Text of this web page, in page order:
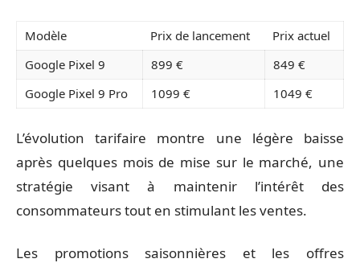
Modèle Prix de lancement
Prix actuel
Google Pixel 9
899 €
849 €
Google Pixel 9 Pro
1099 € 1049 €
L’évolution tarifaire montre une légère baisse
après quelques mois de mise sur le marché, une
stratégie visant à maintenir l’intérêt des
consommateurs tout en stimulant les ventes.
Les promotions saisonnières et les offres